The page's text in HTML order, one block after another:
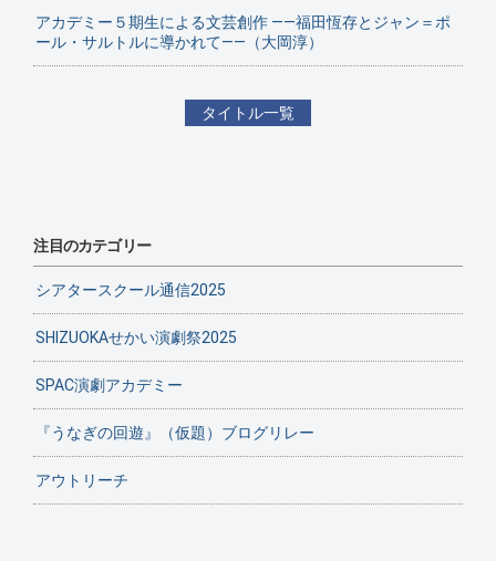
アカデミー５期生による文芸創作 ——福田恆存とジャン＝ポ
ール・サルトルに導かれて——（大岡淳）
タイトル一覧
注目のカテゴリー
シアタースクール通信2025
SHIZUOKAせかい演劇祭2025
SPAC演劇アカデミー
『うなぎの回遊』（仮題）ブログリレー
アウトリーチ